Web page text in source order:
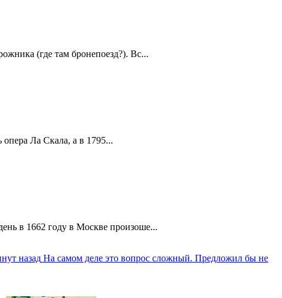
(где там бронепоезд?). Вс...
Ла Скала, а в 1795...
в 1662 году в Москве произоше...
назад На самом деле это вопрос сложный. Предложил бы не